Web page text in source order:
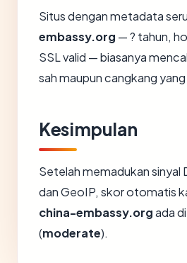
Situs dengan metadata
embassy.org — ? tahun,
SSL valid — biasanya
sah maupun cangkang
Kesimpulan
Setelah memadukan sinyal
dan GeoIP, skor otomatis
china-embassy.orgada di
(moderate).